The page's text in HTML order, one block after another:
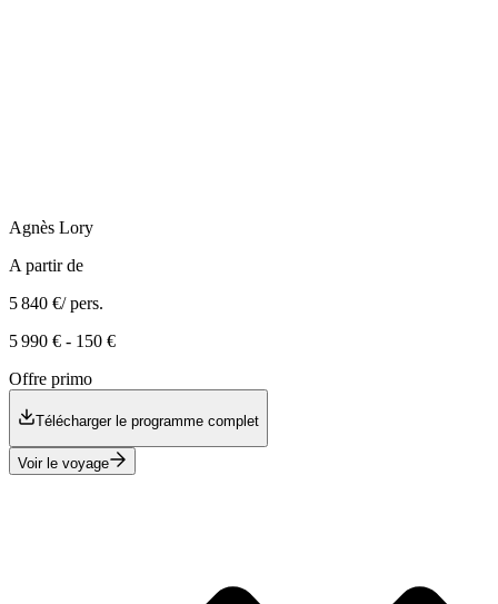
Agnès Lory
A partir de
5 840 €/ pers.
5 990 € - 150 €
Offre primo
Télécharger le programme complet
Voir le voyage